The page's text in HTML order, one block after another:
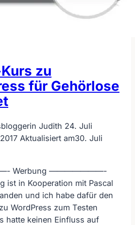
zu
für Gehörlose
Judith 24. Juli
Aktualisiert am30. Juli
Werbung ———————-
ist in Kooperation mit Pascal
und ich habe dafür den
WordPress zum Testen
hatte keinen Einfluss auf